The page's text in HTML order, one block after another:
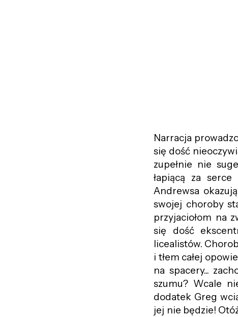
Narracja
się dość
zupełnie nie
łapiącą za
Andrewsa
swojej choroby
przyjaciołom na
się dość
licealistów.
i tłem całej
na spacery...
szumu? Wcale
dodatek Greg
jej nie będzie!